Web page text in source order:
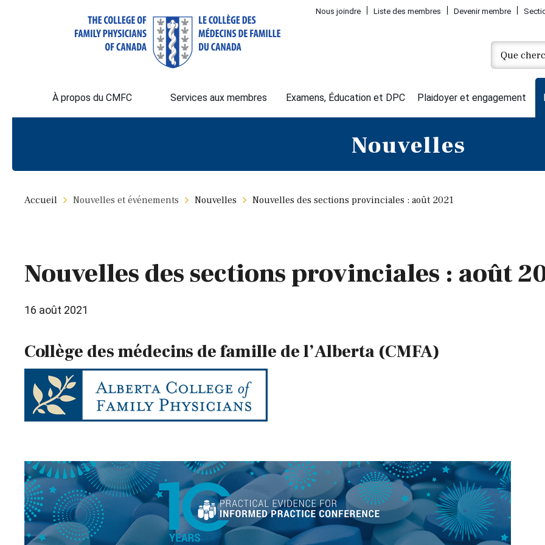
Nous joindre Liste des membres Devenir membre
À propos du CMFC Services aux membres Examens, Éducation et DPC Plaidoyer et engagement
Nouvelles
Accueil Nouvelles et événements Nouvelles Nouvelles des sections provinciales : août 2021
Nouvelles des sections provinciales : août
16 août 2021
Collège des médecins de famille de l’Alberta (CMFA)